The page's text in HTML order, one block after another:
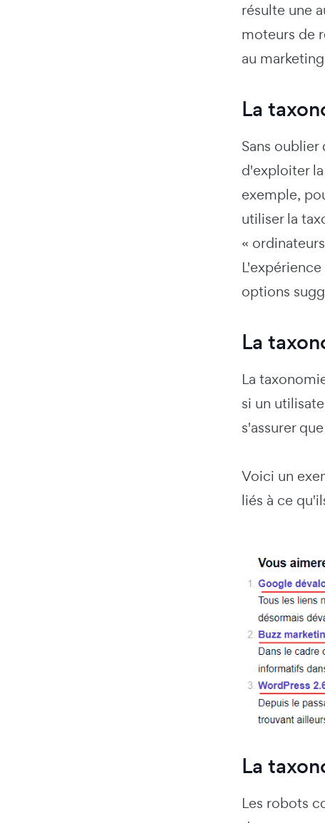
résulte une
moteurs de
au
La
Sans
d'exploiter
exemple,
utiliser la
«
options
La
La
si un
s'assurer
Voici un
liés à ce
La
Les robots